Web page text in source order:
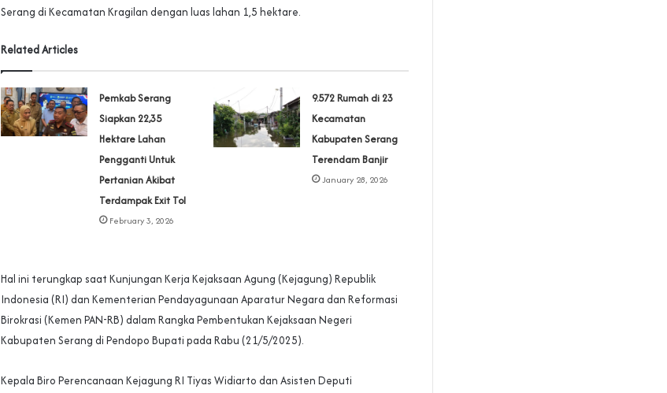
Serang di Kecamatan Kragilan dengan luas lahan 1,5 hektare.
Related Articles
Pemkab Serang
Siapkan 22,35
Hektare Lahan
Pengganti Untuk
Pertanian Akibat
Terdampak Exit Tol
February 3, 2026
9.572 Rumah di 23
Kecamatan
Kabupaten Serang
Terendam Banjir
January 28, 2026
Hal ini terungkap saat Kunjungan Kerja Kejaksaan Agung (Kejagung) Republik
Indonesia (RI) dan Kementerian Pendayagunaan Aparatur Negara dan Reformasi
Birokrasi (Kemen PAN-RB) dalam Rangka Pembentukan Kejaksaan Negeri
Kabupaten Serang di Pendopo Bupati pada Rabu (21/5/2025).
Kepala Biro Perencanaan Kejagung RI Tiyas Widiarto dan Asisten Deputi